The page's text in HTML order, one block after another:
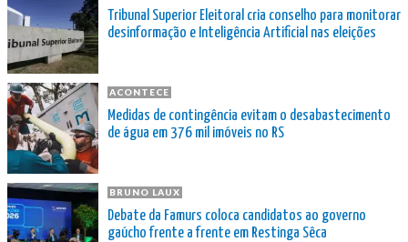
Tribunal Superior Eleitoral cria conselho para monitorar
desinformação e Inteligência Artificial nas eleições
ACONTECE
Medidas de contingência evitam o desabastecimento
de água em 376 mil imóveis no RS
BRUNO LAUX
Debate da Famurs coloca candidatos ao governo
gaúcho frente a frente em Restinga Sêca